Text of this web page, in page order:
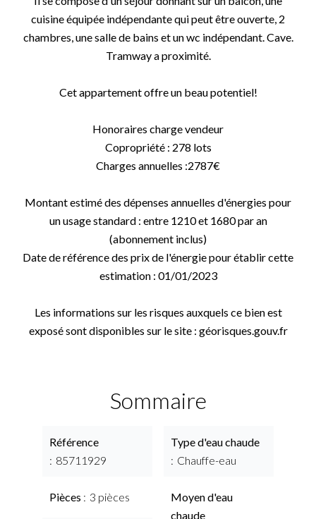
cuisine équipée indépendante qui peut être ouverte, 2
chambres, une salle de bains et un wc indépendant. Cave.
Tramway a proximité.
Cet appartement offre un beau potentiel!
Honoraires charge vendeur
Copropriété : 278 lots
Charges annuelles :2787€
Montant estimé des dépenses annuelles d'énergies pour
un usage standard : entre 1210 et 1680 par an
(abonnement inclus)
Date de référence des prix de l'énergie pour établir cette
estimation : 01/01/2023
Les informations sur les risques auxquels ce bien est
exposé sont disponibles sur le site : géorisques.gouv.fr
Sommaire
Référence
85711929
Pièces 3 pièces
Type d'eau chaude
Chauffe-eau
Moyen d'eau
chaude